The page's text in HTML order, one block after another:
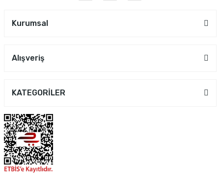
Kurumsal
Alışveriş
KATEGORİLER